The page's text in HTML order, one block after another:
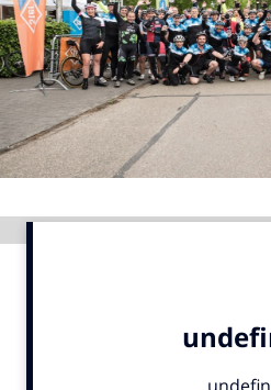
Menu
Home
9 sept: GenAI-training
12 nov: MarketingLive!
Adverteren
Events
Opleidingen